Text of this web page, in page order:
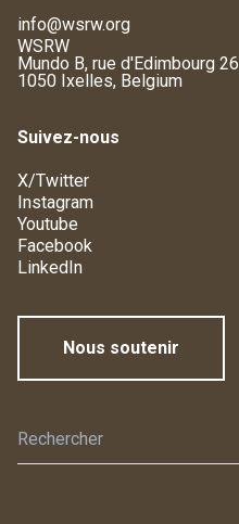
info@wsrw.org
WSRW
Mundo B, rue d'Edimbourg 26
1050 Ixelles, Belgium
Suivez-nous
X/Twitter
Instagram
Youtube
Facebook
LinkedIn
Nous soutenir